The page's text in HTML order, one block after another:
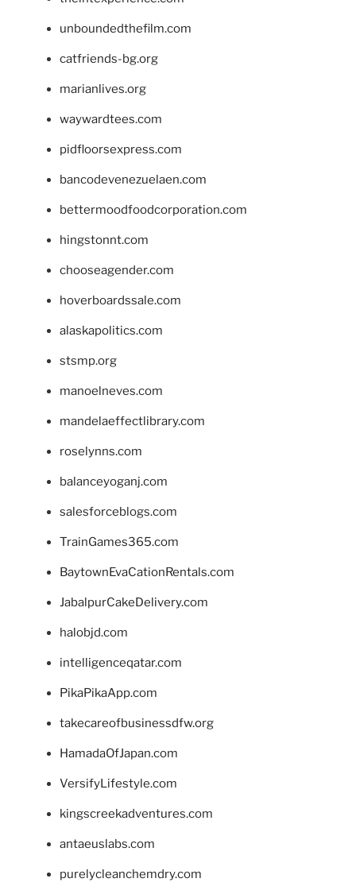
unboundedthefilm.com
catfriends-bg.org
marianlives.org
waywardtees.com
pidfloorsexpress.com
bancodevenezuelaen.com
bettermoodfoodcorporation.com
hingstonnt.com
chooseagender.com
hoverboardssale.com
alaskapolitics.com
stsmp.org
manoelneves.com
mandelaeffectlibrary.com
roselynns.com
balanceyoganj.com
salesforceblogs.com
TrainGames365.com
BaytownEvaCationRentals.com
JabalpurCakeDelivery.com
halobjd.com
intelligenceqatar.com
PikaPikaApp.com
takecareofbusinessdfw.org
HamadaOfJapan.com
VersifyLifestyle.com
kingscreekadventures.com
antaeuslabs.com
purelycleanchemdry.com